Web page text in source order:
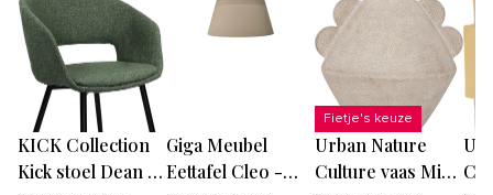
KICK Collection
Kick stoel Dean -
Giga Meubel
Eettafel Cleo -
Fietje's keuze
Urban Nature
Culture vaas Mia -